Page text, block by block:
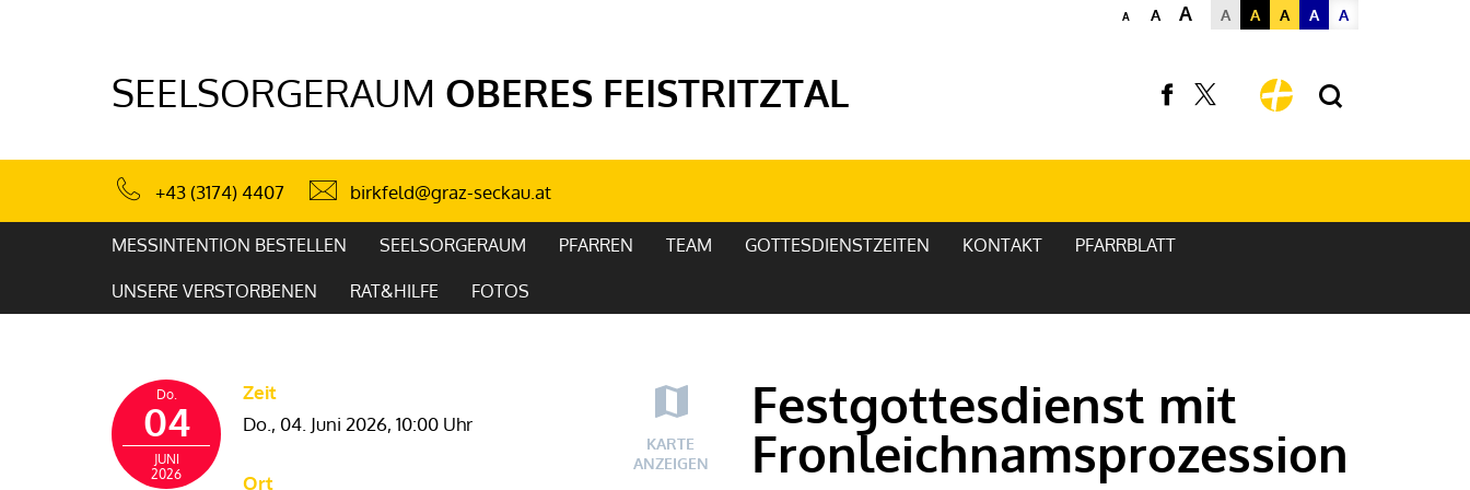
A A A A A A A A
SEELSORGERAUM OBERES FEISTRITZTAL
+43 (3174) 4407 birkfeld@graz-seckau.at
MESSINTENTION BESTELLEN SEELSORGERAUM PFARREN TEAM GOTTESDIENSTZEITEN KONTAKT PFARRBLATT
UNSERE VERSTORBENEN RAT&HILFE FOTOS
Do.
04
JUNI
2026
Zeit
Do., 04. Juni 2026, 10:00 Uhr
Ort
KARTE
ANZEIGEN
Festgottesdienst mit
Fronleichnamsprozession